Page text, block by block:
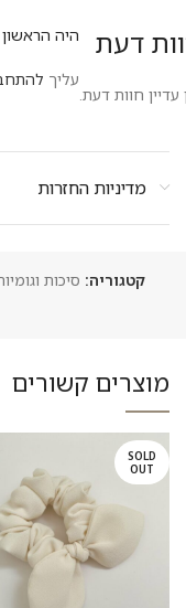
דעת
עדיין חוות דעת.
היה
עליך
מדיניות החזרות
קטגוריה: סיכות
מוצרים קשורים
SOLD
OUT